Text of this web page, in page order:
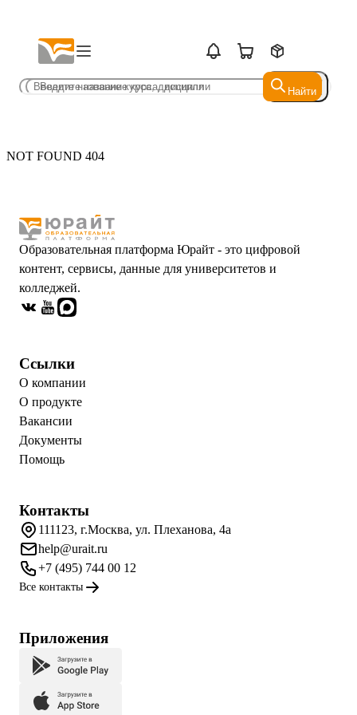
Найти
Найти
NOT FOUND 404
Образовательная платформа Юрайт - это цифровой
контент, сервисы, данные для университетов и
колледжей.
Ссылки
О компании
О продукте
Вакансии
Документы
Помощь
Контакты
111123, г.Москва, ул. Плеханова, 4а
help@urait.ru
+7 (495) 744 00 12
Все контакты
Приложения